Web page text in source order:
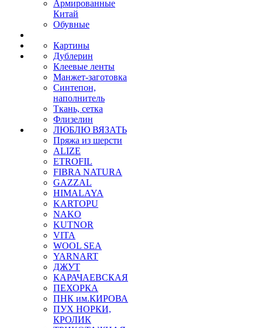
Армированные
Китай
Обувные
Картины
Дублерин
Клеевые ленты
Манжет-заготовка
Синтепон,
наполнитель
Ткань, сетка
Флизелин
ЛЮБЛЮ ВЯЗАТЬ
Пряжа из шерсти
ALIZE
ETROFIL
FIBRA NATURA
GAZZAL
HIMALAYA
KARTOPU
NAKO
KUTNOR
VITA
WOOL SEA
YARNART
ДЖУТ
КАРАЧАЕВСКАЯ
ПЕХОРКА
ПНК им.КИРОВА
ПУХ НОРКИ,
КРОЛИК